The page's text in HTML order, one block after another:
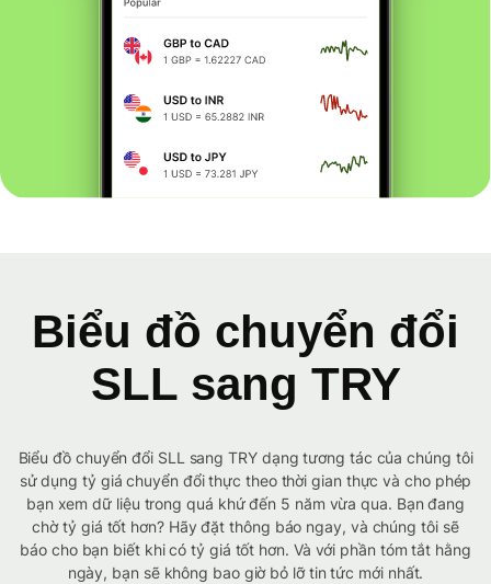
Biểu đồ chuyển đổi
SLL sang TRY
Biểu đồ chuyển đổi SLL sang TRY dạng tương tác của chúng tôi
sử dụng tỷ giá chuyển đổi thực theo thời gian thực và cho phép
bạn xem dữ liệu trong quá khứ đến 5 năm vừa qua. Bạn đang
chờ tỷ giá tốt hơn? Hãy đặt thông báo ngay, và chúng tôi sẽ
báo cho bạn biết khi có tỷ giá tốt hơn. Và với phần tóm tắt hằng
ngày, bạn sẽ không bao giờ bỏ lỡ tin tức mới nhất.